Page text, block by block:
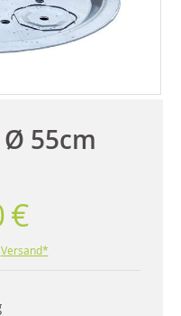
Ø 55cm
€
Versand*